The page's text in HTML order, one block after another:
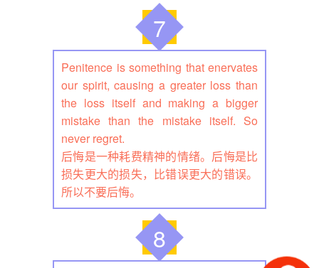
7
Penitence is something that enervates
our spirit, causing a greater loss than
the loss itself and making a bigger
mistake than the mistake itself. So
never regret.
后悔是一种耗费精神的情绪。后悔是比
损失更大的损失，比错误更大的错误。
所以不要后悔。
8